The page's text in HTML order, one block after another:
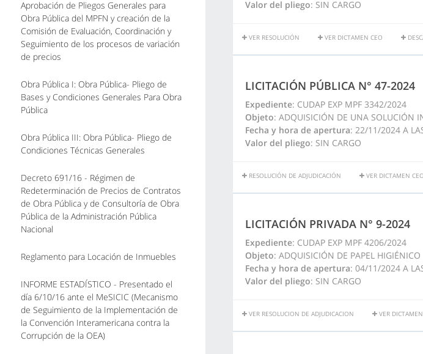
Aprobación de Pliegos Generales para
Obra Pública del MPFN y creación de la
Comisión de Evaluación, Coordinación y
Seguimiento de los procesos de variación
de precios
Obra Pública I: Obra Pública- Pliego de
Bases y Condiciones Generales Para Obra
Pública
Obra Pública III: Obra Pública- Pliego de
Condiciones Técnicas Generales
Decreto 691/16 - Régimen de
Redeterminación de Precios de Contratos
de Obra Pública y de Consultoría de Obra
Pública de la Administración Pública
Nacional
Reglamento para Locación de Inmuebles
INFORME ESTADÍSTICO - Presentado el
día 6/10/16 ante el MeSICIC (Mecanismo
de Seguimiento de la Implementación de
la Convención Interamericana contra la
Corrupción de la OEA)
Valor del pliego: SIN CARGO
VER RESOLUCIÓN VER DICTAMEN CEO
LICITACIÓN PÚBLICA N° 47-2024
Expediente: CUDAP EXP MPF 3342/2024
Objeto: ADQUISICIÓN DE UNA SOLUCIÓN
Fecha y hora de apertura: 22/11/2024 A
Valor del pliego: SIN CARGO
RESOLUCIÓN DE ADJUDICACIÓN VER DICTAMEN
LICITACIÓN PRIVADA N° 9-2024
Expediente: CUDAP EXP MPF 4206/2024
Objeto: ADQUISICIÓN DE PAPEL
Fecha y hora de apertura: 04/11/2024 A
Valor del pliego: SIN CARGO
VER RESOLUCION DE ADJUDICACION VER